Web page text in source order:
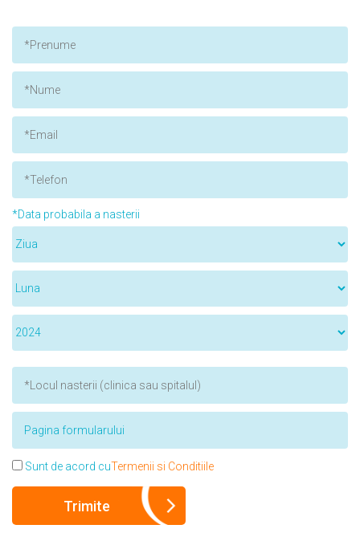
*Data probabila a nasterii
Sunt de acord cuTermenii si Conditiile